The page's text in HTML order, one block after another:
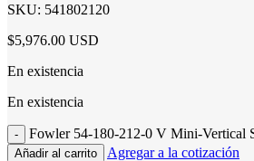
SKU: 541802120
$5,976.00 USD
En existencia
En existencia
Fowler 54-180-212-0 V Mini-Vertical
Añadir al carrito
Agregar a la cotización